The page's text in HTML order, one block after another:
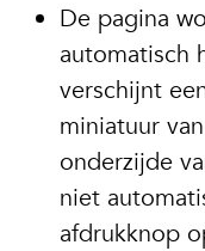
De pagina
automatisch
verschijnt
miniatuur
onderzijde
niet
afdrukknop